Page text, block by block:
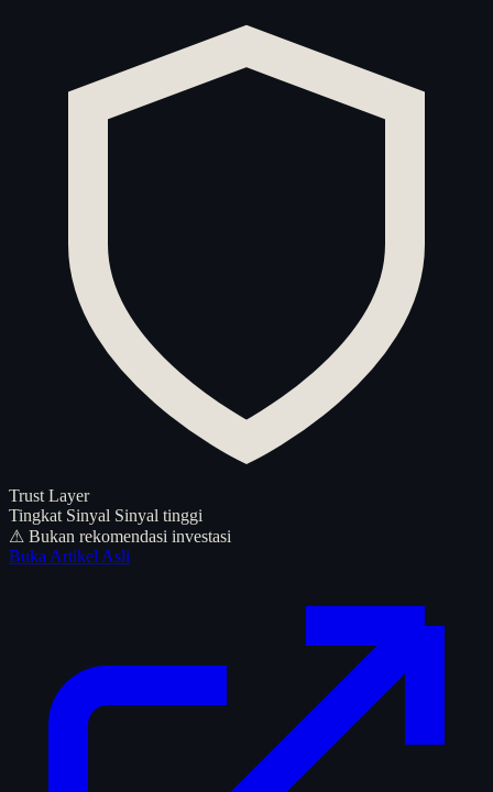
Trust Layer
Tingkat Sinyal Sinyal tinggi
⚠ Bukan rekomendasi investasi
Buka Artikel Asli